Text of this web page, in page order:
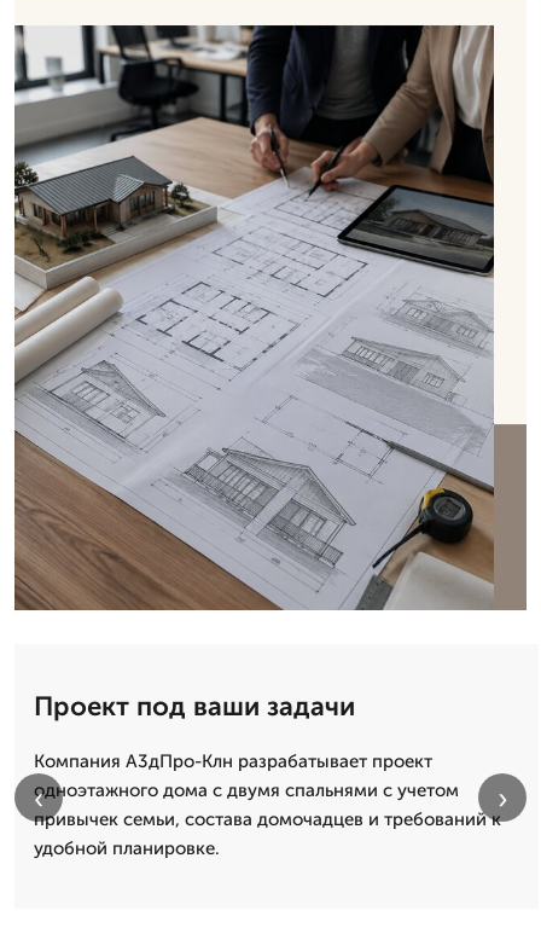
Проект под ваши задачи
Компания А3дПро-Клн разрабатывает проект
одноэтажного дома с двумя спальнями с учетом
привычек семьи, состава домочадцев и требований к
удобной планировке.
‹ ›